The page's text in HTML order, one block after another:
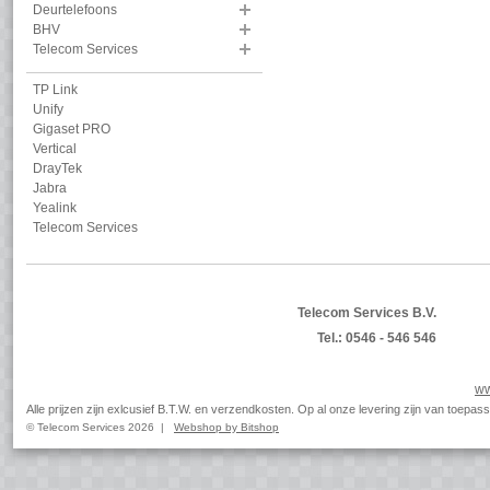
Deurtelefoons
BHV
Telecom Services
TP Link
Unify
Gigaset PRO
Vertical
DrayTek
Jabra
Yealink
Telecom Services
Telecom Services B.V.
Tel.: 0546 - 546 546
Alle prijzen zijn exlcusief B.T.W. en verzendkosten. Op al onze levering zijn van
© Telecom Services 2026 | Webshop by Bitshop